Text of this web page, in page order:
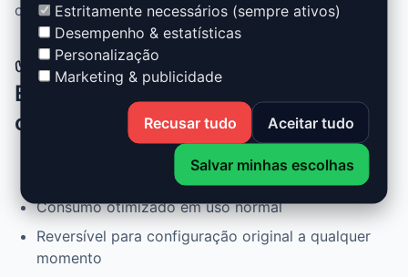
confiabilidade.
✅ Vantagens do Stage 1 BMW M3 -
E46 -2000-2006 M3 - CSL - 360
ch
Até +30% de potência e +25% de torque
Consumo otimizado em uso normal
Reversível para configuração original a qualquer
momento
Estritamente necessários (sempre ativos)
Desempenho & estatísticas
Personalização
Marketing & publicidade
Recusar tudo Aceitar tudo
Salvar minhas escolhas